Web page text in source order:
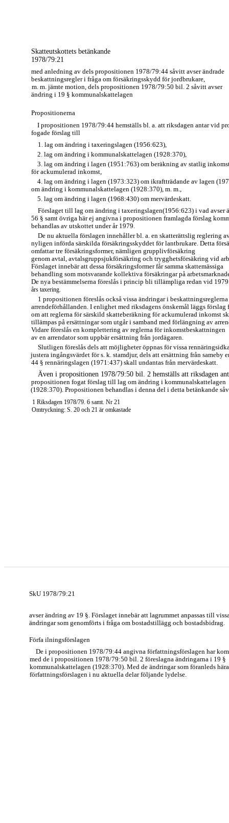
Skatteutskottets betänkande
1978/79:21
med anledning av dels propositionen 1978/79:44 såvitt avser ändrade
beskattningsregler i fråga om försäkringsskydd för jordbrukare,
m. m. jämte motion, dels propositionen 1978/79:50 bil. 2 såvitt avser
ändring i 19 § kommunalskattelagen
Propositionerna
I propositionen 1978/79:44 hemställs bl. a. att riksdagen antar vid
fogade förslag till
1. lag om ändring i taxeringslagen (1956:623),
2. lag om ändring i kommunalskattelagen (1928:370),
3. lag om ändring i lagen (1951:763) om beräkning av statlig
för ackumulerad inkomst,
4. lag om ändring i lagen (1973:323) om ikraftträdande av lagen
om ändring i kommunalskattelagen (1928:370), m. m.,
5. lag om ändring i lagen (1968:430) om mervärdeskatt.
Förslaget till lag om ändring i taxeringslagen(1956:623) i vad avser
56 § samt övriga här ej angivna i propositionen framlagda förslag
behandlas av utskottet under år 1979.
De nu aktuella förslagen innehåller bl. a. en skatterättslig reglering
nyligen införda särskilda försäkringsskyddet för lantbrukare. Detta
omfattar tre försäkringsformer, nämligen grupplivförsäkring
genom avtal, avtalsgruppsjukförsäkring och trygghetsförsäkring vid
Förslaget innebär att dessa försäkringsformer får samma skattemässiga
behandling som motsvarande kollektiva försäkringar på
De nya bestämmelserna föreslås i princip bli tillämpliga redan vid 1979
års taxering.
1 propositionen föreslås också vissa ändringar i
arrendeförhållanden. I enlighet med riksdagens önskemål läggs förslag
om att reglerna för särskild skatteberäkning för ackumulerad inkomst
tillämpas på ersättningar som utgår i samband med förlängning av
Vidare föreslås en komplettering av reglerna för inkomstbeskattningen
av en arrendator som uppbär ersättning från jordägaren.
Slutligen föreslås dels att möjligheter öppnas för vissa
justera ingångsvärdet för s. k. stamdjur, dels att ersättning från sameby
44 § rennäringslagen (1971:437) skall undantas från mervärdeskatt.
Även i propositionen 1978/79:50 bil. 2 hemställs att riksdagen
propositionen fogat förslag till lag om ändring i kommunalskattelagen
(1928:370). Propositionen behandlas i denna del i detta betänkande
1 Riksdagen 1978/79. 6 samt. Nr 21
Omtryckning: S. 20 och 21 är omkastade
SkU 1978/79:21
avser ändring av 19 §. Förslaget innebär att lagrummet anpassas till
ändringar som genomförts i fråga om bostadstillägg och bostadsbidrag.
Förfa ilningsförslagen
De i propositionen 1978/79:44 angivna författningsförslagen har
med de i propositionen 1978/79:50 bil. 2 föreslagna ändringarna i 19 §
kommunalskattelagen (1928:370). Med de ändringar som föranleds
författningsförslagen i nu aktuella delar följande lydelse.